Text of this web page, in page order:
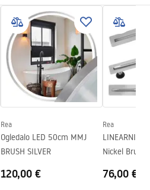
24 mjeseca
Chrome
515
mm
Svi nadžbukni setovi REA s
okruglim presjekom ručke
sjaj
Rea
Ogledalo LED 50cm MMJ
BRUSH SILVER
120,00 €
Rea
LINEARNI
Nickel Brush
76,00 €